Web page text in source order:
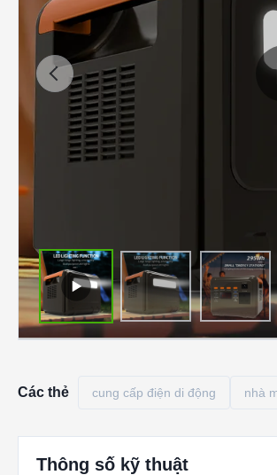
Các thẻ cung cấp điện di động nhà
Thông số kỹ thuật